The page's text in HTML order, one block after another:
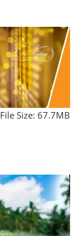
File Size: 67.7MB